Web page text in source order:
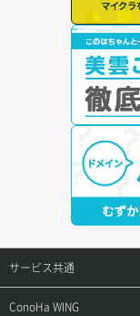
サービス共通
サポートトップ
ConoHa WING